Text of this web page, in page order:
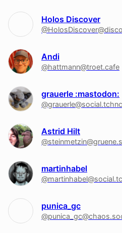
Holos Discover
Andi
@hattmann@troet.cafe
grauerle :mastodon:
Astrid Hilt
martinhabel
punica_gc